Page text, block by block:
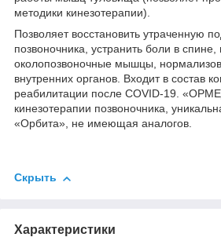
методики кинезотерапии).
Позволяет восстановить утраченную
позвоночника, устранить боли в спине,
околопозвоночные мышцы,
внутренних органов. Входит в состав
реабилитации после COVID-19.
кинезотерапии позвоночника,
«Орбита», не имеющая аналогов.
Скрыть
Характеристики